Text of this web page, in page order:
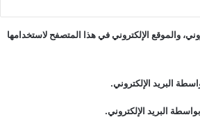
والموقع الإلكتروني في هذا المتصفح لاستخدامها
البريد الإلكتروني.
البريد الإلكتروني.